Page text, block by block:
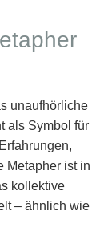
unaufhörliche
als Symbol für
Metapher ist in
kollektive
– ähnlich wie